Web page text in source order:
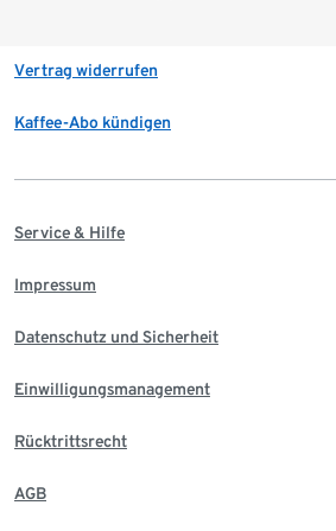
Vertrag widerrufen
Kaffee-Abo kündigen
Service & Hilfe
Impressum
Datenschutz und Sicherheit
Einwilligungsmanagement
Rücktrittsrecht
AGB